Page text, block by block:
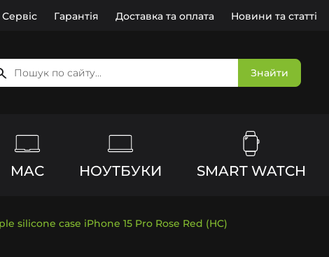
Сервіс Гарантія Доставка та оплата Новини та статті
Знайти
MAC НОУТБУКИ SMART WATCH
silicone case iPhone 15 Pro Rose Red (HC)